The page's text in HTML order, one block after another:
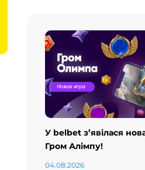
У belbet з’явілася
Гром Алімпу!
04.08.2026